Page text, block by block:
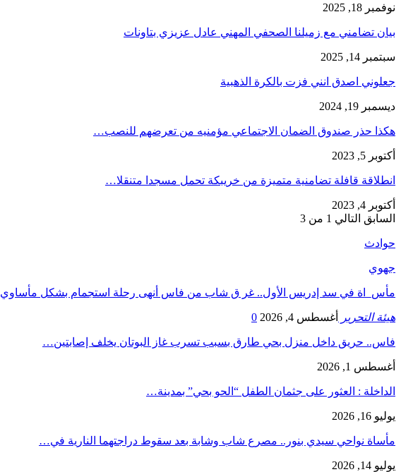
نوفمبر 18, 2025
بيان تضامني مع زميلنا الصحفي المهني عادل عزيزي بتاونات
سبتمبر 14, 2025
جعلوني اصدق انني فزت بالكرة الذهبية
ديسمبر 19, 2024
هكذا حذر صندوق الضمان الاجتماعي مؤمنيه من تعرضهم للنصب…
أكتوبر 5, 2023
انطلاقة قافلة تضامنية متميزة من خريبكة تحمل مسجدا متنقلا…
أكتوبر 4, 2023
السابق التالي 1 من 3
حوادث
جهوي
مأس_اة في سد إدريس الأول.. غر ق شاب من فاس أنهى رحلة استجمام بشكل مأساوي
هيئة التحرير أغسطس 4, 2026 0
فاس.. حريق داخل منزل بحي طارق بسبب تسرب غاز البوتان يخلف إصابتين…
أغسطس 1, 2026
​الداخلة : العثور على جثمان الطفل “الحو بحي” بمدينة…
يوليو 16, 2026
مأساة نواحي سيدي بنور.. مصرع شاب وشابة بعد سقوط دراجتهما النارية في…
يوليو 14, 2026